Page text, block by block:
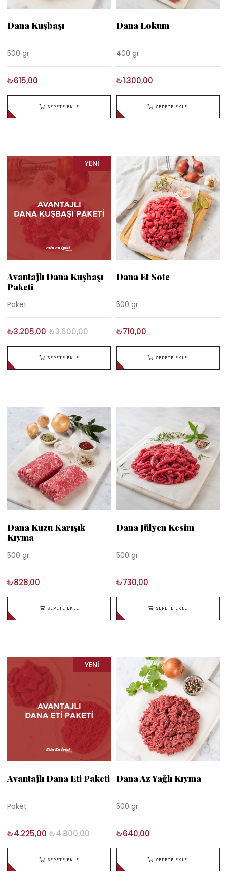
Dana Kuşbaşı
500 gr
₺615,00
SEPETE EKLE
Dana Lokum
400 gr
₺1.300,00
SEPETE EKLE
Avantajlı Dana Kuşbaşı
Paketi
Paket
₺3.205,00 ₺3.600,00
SEPETE EKLE
YENI
ÜRÜN
Dana Et Sote
500 gr
₺710,00
SEPETE EKLE
Dana Kuzu Karışık
Kıyma
500 gr
₺828,00
SEPETE EKLE
Dana Jülyen Kesim
500 gr
₺730,00
SEPETE EKLE
Avantajlı Dana Eti Paketi
Paket
₺4.225,00 ₺4.800,00
SEPETE EKLE
YENI
Dana Az Yağlı Kıyma
500 gr
₺640,00
SEPETE EKLE